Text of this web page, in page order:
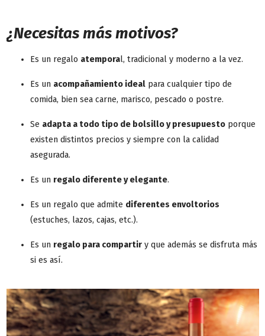
¿Necesitas más motivos?
Es un regalo atemporal, tradicional y moderno a la vez.
Es un acompañamiento ideal para cualquier tipo de
comida, bien sea carne, marisco, pescado o postre.
Se adapta a todo tipo de bolsillo y presupuesto porque
existen distintos precios y siempre con la calidad
asegurada.
Es un regalo diferente y elegante.
Es un regalo que admite diferentes envoltorios
(estuches, lazos, cajas, etc.).
Es un regalo para compartir y que además se disfruta más
si es así.